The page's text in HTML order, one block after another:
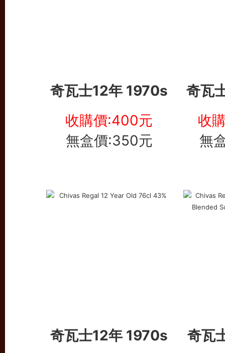
奇瓦士12年 1970s
奇瓦
收購價:400元
無盒價:350元
收
無
奇瓦士12年 1970s
奇瓦